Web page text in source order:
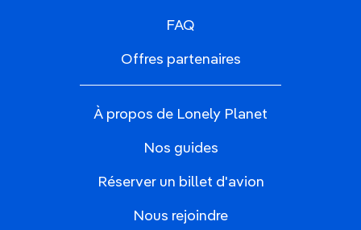
FAQ
Offres partenaires
À propos de Lonely Planet
Nos guides
Réserver un billet d'avion
Nous rejoindre